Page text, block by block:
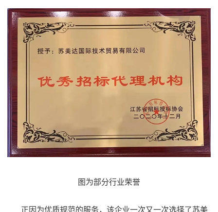
图为部分行业荣誉
正因为优质规范的服务，该企业一次又一次选择了苏美